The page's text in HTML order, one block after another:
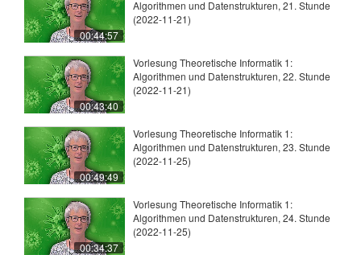
00:44:57
Algorithmen und Datenstrukturen, 21. Stunde
(2022-11-21)
00:43:40
Vorlesung Theoretische Informatik 1:
Algorithmen und Datenstrukturen, 22. Stunde
(2022-11-21)
00:49:49
Vorlesung Theoretische Informatik 1:
Algorithmen und Datenstrukturen, 23. Stunde
(2022-11-25)
00:34:37
Vorlesung Theoretische Informatik 1:
Algorithmen und Datenstrukturen, 24. Stunde
(2022-11-25)